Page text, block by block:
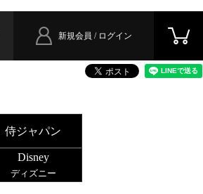
新規会員 / ログイン
侍ジャパン
Disney
ディズニー